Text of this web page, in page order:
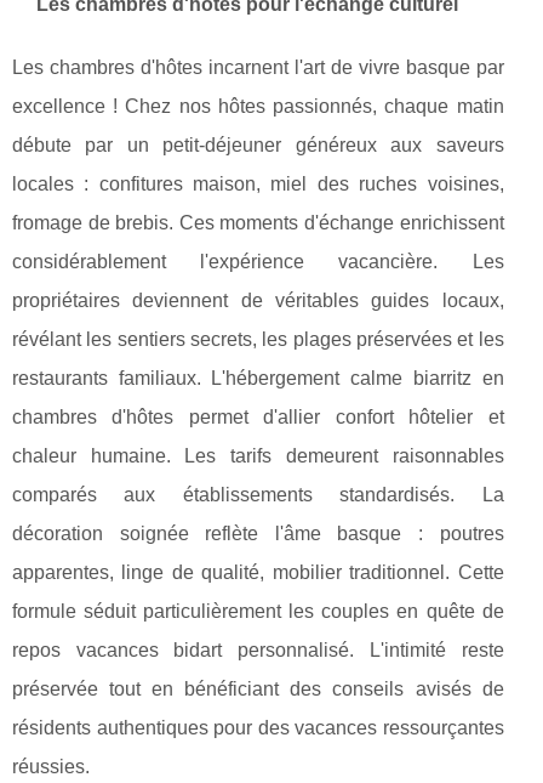
Les chambres d'hôtes pour l'échange culturel
Les chambres d'hôtes incarnent l'art de vivre basque par
excellence ! Chez nos hôtes passionnés, chaque matin
débute par un petit-déjeuner généreux aux saveurs
locales : confitures maison, miel des ruches voisines,
fromage de brebis. Ces moments d'échange enrichissent
considérablement l'expérience vacancière. Les
propriétaires deviennent de véritables guides locaux,
révélant les sentiers secrets, les plages préservées et les
restaurants familiaux. L'hébergement calme biarritz en
chambres d'hôtes permet d'allier confort hôtelier et
chaleur humaine. Les tarifs demeurent raisonnables
comparés aux établissements standardisés. La
décoration soignée reflète l'âme basque : poutres
apparentes, linge de qualité, mobilier traditionnel. Cette
formule séduit particulièrement les couples en quête de
repos vacances bidart personnalisé. L'intimité reste
préservée tout en bénéficiant des conseils avisés de
résidents authentiques pour des vacances ressourçantes
réussies.